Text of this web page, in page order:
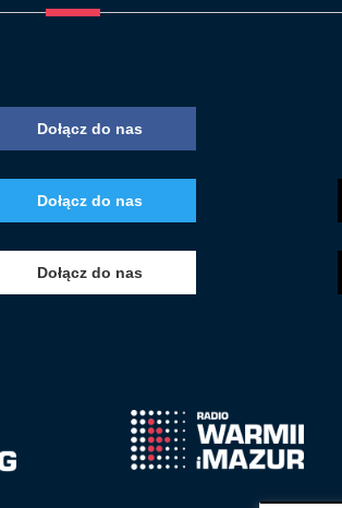
Dołącz do nas
Dołącz do nas
Dołącz do nas